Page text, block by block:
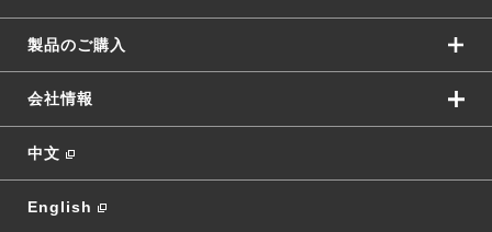
製品のご購入
会社情報
中文
English